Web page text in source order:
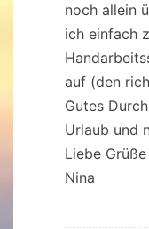
noch allein
ich einfach
auf (den
Gutes
Urlaub und
Liebe Grüße
Nina